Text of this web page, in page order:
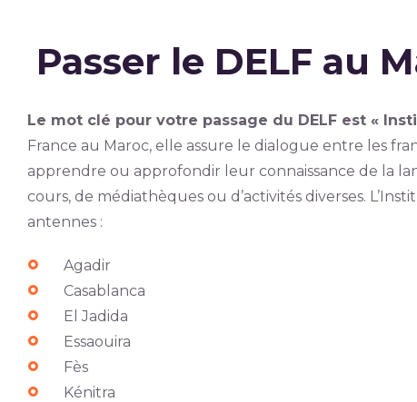
Passer le DELF au
Le mot clé pour votre passage du DELF est «
France au Maroc, elle assure le dialogue entre les
apprendre ou approfondir leur connaissance de la
cours, de médiathèques ou d’activités diverses.
antennes :
Agadir
Casablanca
El Jadida
Essaouira
Fès
Kénitra